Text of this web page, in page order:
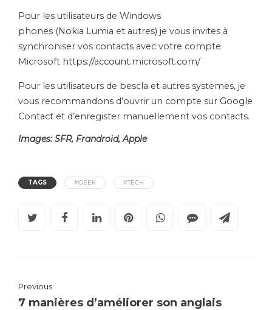
Pour les utilisateurs de Windows
phones (Nokia Lumia et autres) je vous invites à
synchroniser vos contacts avec votre compte
Microsoft https://account.microsoft.com/
Pour les utilisateurs de bescla et autres systèmes, je
vous recommandons d’ouvrir un compte sur Google
Contact et d’enregister manuellement vos contacts.
Images: SFR, Frandroid, Apple
TAGS #GEEK #TECH
Previous
7 manières d’améliorer son anglais